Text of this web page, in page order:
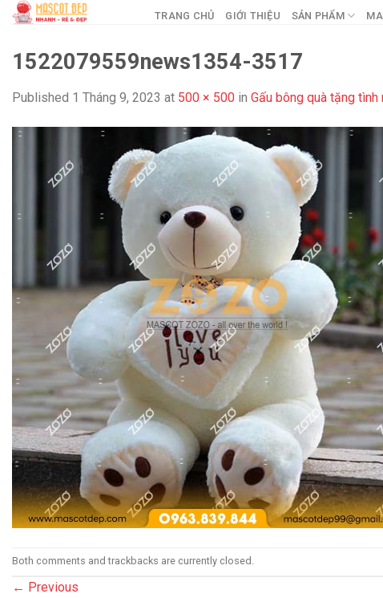
Skip
content
TRANG CHỦ GIỚI THIỆU SẢN PHẨM
1522079559news1354-3517
Published 1 Tháng 9, 2023 at 500 × 500 in Gấu bông quà tặng tình
Both comments and trackbacks are currently closed.
← Previous